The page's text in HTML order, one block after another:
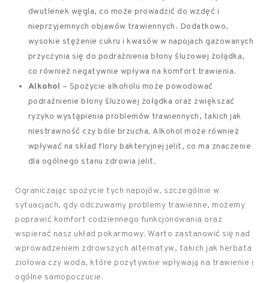
dwutlenek węgla, co może prowadzić do wzdęć i
nieprzyjemnych objawów trawiennych. Dodatkowo,
wysokie stężenie cukru i kwasów w napojach gazowanych
przyczynia się do podrażnienia błony śluzowej żołądka,
co również negatywnie wpływa na komfort trawienia.
Alkohol – Spożycie alkoholu może powodować
podrażnienie błony śluzowej żołądka oraz zwiększać
ryzyko wystąpienia problemów trawiennych, takich jak
niestrawność czy bóle brzucha. Alkohol może również
wpływać na skład flory bakteryjnej jelit, co ma znaczenie
dla ogólnego stanu zdrowia jelit.
Ograniczając spożycie tych napojów, szczególnie w
sytuacjach, gdy odczuwamy problemy trawienne, możemy
poprawić komfort codziennego funkcjonowania oraz
wspierać nasz układ pokarmowy. Warto zastanowić się nad
wprowadzeniem zdrowszych alternatyw, takich jak herbata
ziołowa czy woda, które pozytywnie wpływają na trawienie i
ogólne samopoczucie.